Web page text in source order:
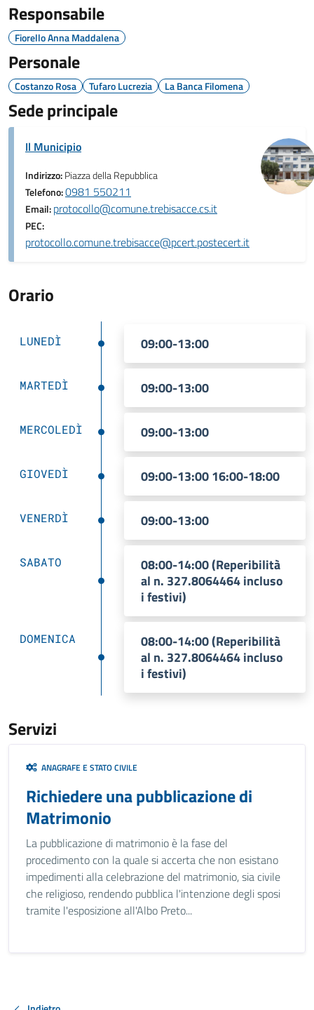
Responsabile
Fiorello Anna Maddalena
Personale
Costanzo Rosa Tufaro Lucrezia La Banca Filomena
Sede principale
Il Municipio
Indirizzo:Piazza della Repubblica
Telefono:0981 550211
Email:protocollo@comune.trebisacce.cs.it
PEC:
protocollo.comune.trebisacce@pcert.postecert.it
Orario
LUNEDÌ 09:00-13:00
MARTEDÌ 09:00-13:00
MERCOLEDÌ 09:00-13:00
GIOVEDÌ 09:00-13:00 16:00-18:00
VENERDÌ 09:00-13:00
SABATO
08:00-14:00 (Reperibilità
al n. 327.8064464 incluso
i festivi)
DOMENICA
08:00-14:00 (Reperibilità
al n. 327.8064464 incluso
i festivi)
Servizi
ANAGRAFE E STATO CIVILE
Richiedere una pubblicazione di
Matrimonio
La pubblicazione di matrimonio è la fase del
procedimento con la quale si accerta che non esistano
impedimenti alla celebrazione del matrimonio, sia civile
che religioso, rendendo pubblica l'intenzione degli sposi
tramite l'esposizione all'Albo Preto...